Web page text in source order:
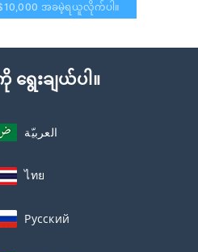
အခမဲ့ရယူလိုက်ပါ။
ေးချယ်ပါ။
العربيّة
ไทย
Русский